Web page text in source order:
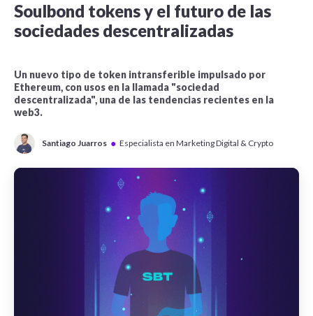
Soulbond tokens y el futuro de las
sociedades descentralizadas
Un nuevo tipo de token intransferible impulsado por
Ethereum, con usos en la llamada "sociedad
descentralizada", una de las tendencias recientes en la
web3.
Santiago Juarros ● Especialista en Marketing Digital & Crypto